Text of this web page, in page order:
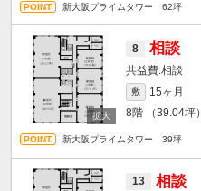
新大阪プライムタワー 62坪
8 相談
相談
敷 15ヶ月
8階 （39.04坪）
新大阪プライムタワー 39坪
13 相談